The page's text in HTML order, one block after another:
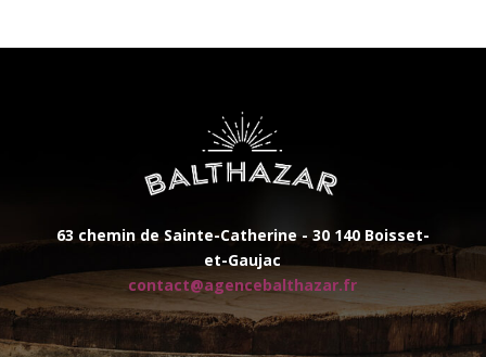
63 chemin de Sainte-Catherine - 30 140 Boisset-
et-Gaujac
contact@agencebalthazar.fr